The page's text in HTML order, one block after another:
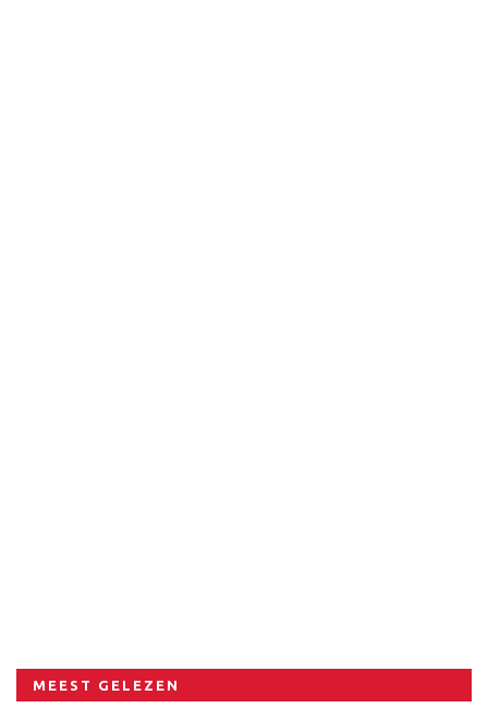
MEEST GELEZEN